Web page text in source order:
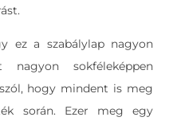
ez a szabálylap nagyon
sokféleképpen
hogy mindent is meg
során. Ezer meg egy